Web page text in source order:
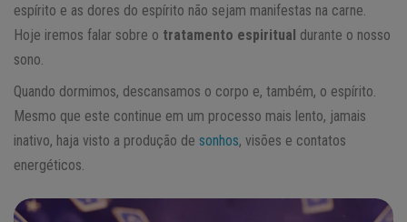
espírito e as dores do espírito não sejam manifestas na carne.
Hoje iremos falar sobre o tratamento espiritual durante o nosso
sono.
Quando dormimos, descansamos o corpo e, também, o espírito.
Mesmo que este continue em um processo mais lento, jamais
inativo, haja visto a produção de sonhos, visões e contatos
energéticos.